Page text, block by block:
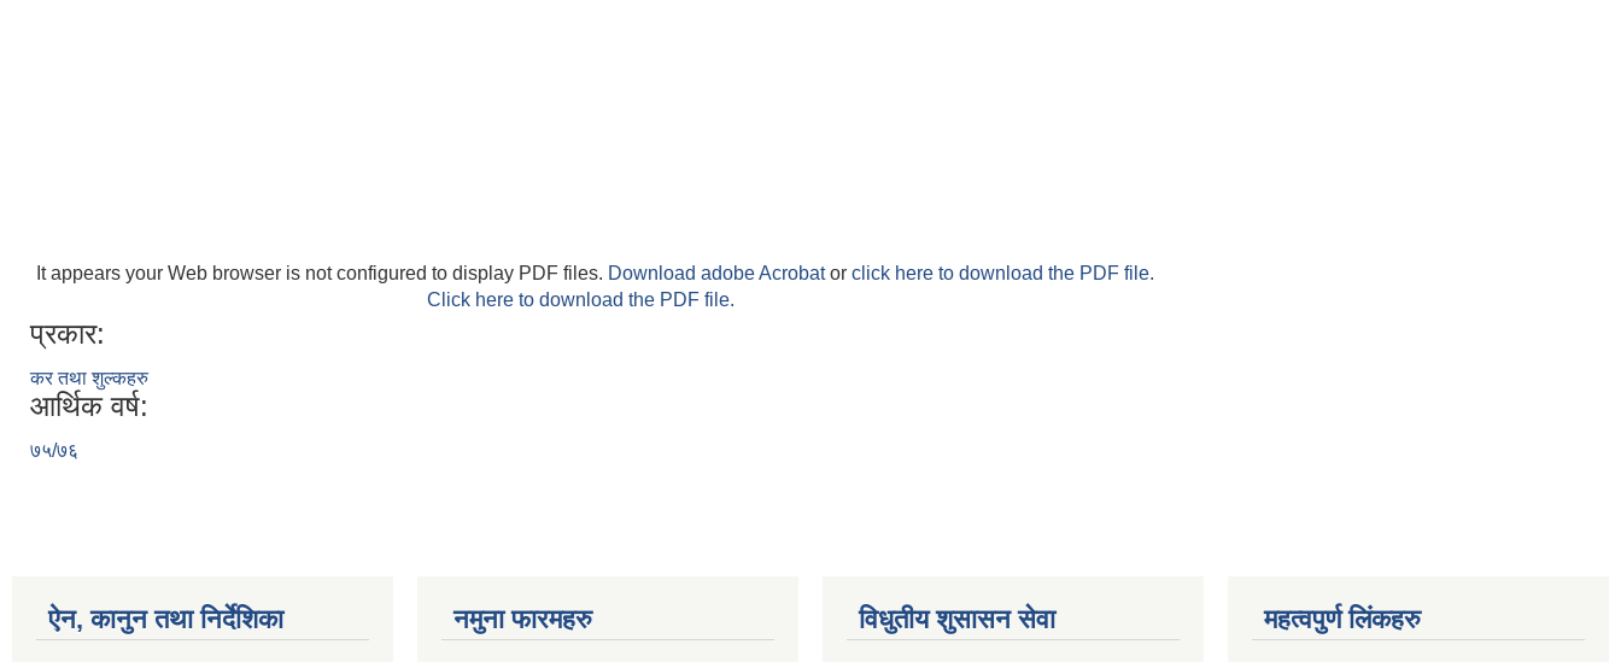
It appears your Web browser is not configured to display PDF files. Download adobe Acrobator click here to download the PDF file.
Click here to download the PDF file.
प्रकार:
कर तथा शुल्कहरु
आर्थिक वर्ष:
७५/७६
ऐन, कानुन तथा निर्देशिका नमुना फारमहरु विधुतीय शुसासन सेवा महत्वपुर्ण लिंकहरु